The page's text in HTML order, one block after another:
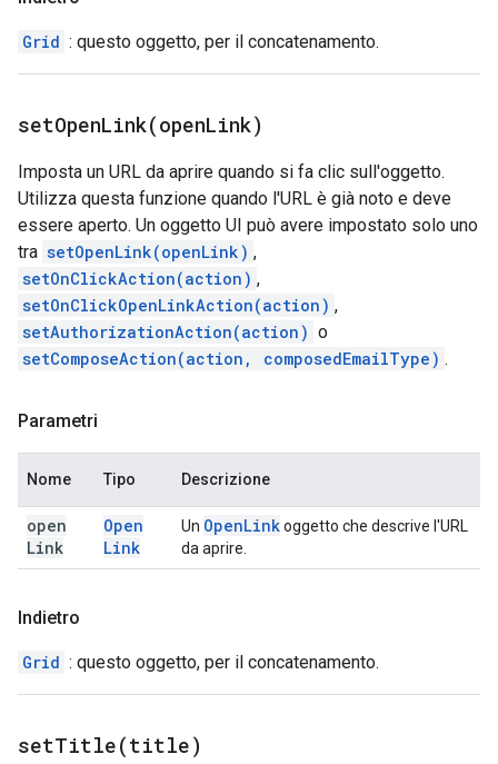
Grid : questo oggetto, per il concatenamento.
setOpenLink(openLink)
Imposta un URL da aprire quando si fa clic sull'oggetto.
Utilizza questa funzione quando l'URL è già noto e deve
essere aperto. Un oggetto UI può avere impostato solo uno
tra setOpenLink(openLink) ,
setOnClickAction(action) ,
setOnClickOpenLinkAction(action) ,
setAuthorizationAction(action) o
setComposeAction(action, composedEmailType) .
Parametri
Nome Tipo Descrizione
open
Link
Open
Link
Un OpenLinkoggetto che descrive l'URL
da aprire.
Indietro
Grid : questo oggetto, per il concatenamento.
setTitle(title)